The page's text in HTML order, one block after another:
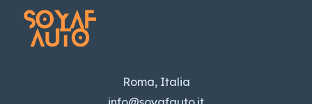
Roma, Italia